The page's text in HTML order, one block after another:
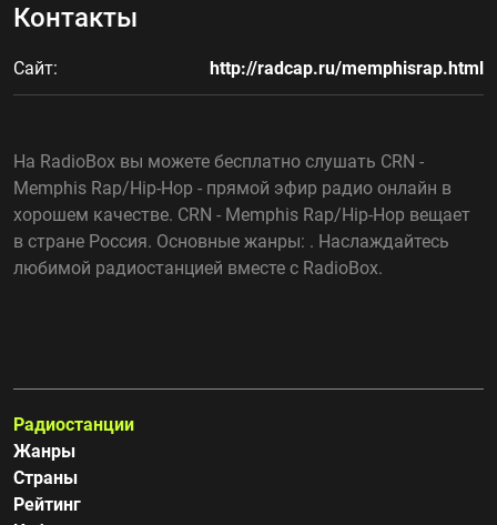
Контакты
Сайт: http://radcap.ru/memphisrap.html
На RadioBox вы можете бесплатно слушать CRN -
Memphis Rap/Hip-Hop - прямой эфир радио онлайн в
хорошем качестве. CRN - Memphis Rap/Hip-Hop вещает
в стране Россия. Основные жанры: . Наслаждайтесь
любимой радиостанцией вместе с RadioBox.
Радиостанции
Жанры
Страны
Рейтинг